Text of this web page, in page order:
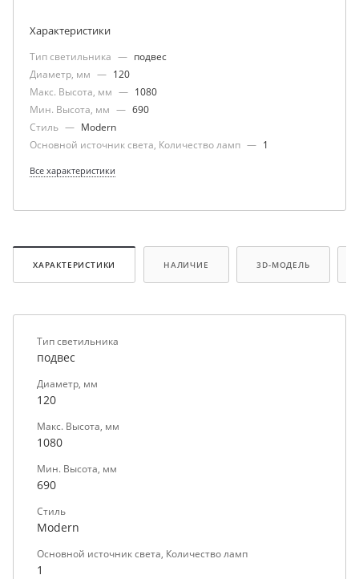
Характеристики
Тип светильника — подвес
Диаметр, мм — 120
Макс. Высота, мм — 1080
Мин. Высота, мм — 690
Стиль — Modern
Основной источник света, Количество ламп — 1
Все характеристики
ХАРАКТЕРИСТИКИ НАЛИЧИЕ 3D-МОДЕЛЬ
Тип светильника
подвес
Диаметр, мм
120
Макс. Высота, мм
1080
Мин. Высота, мм
690
Стиль
Modern
Основной источник света, Количество ламп
1